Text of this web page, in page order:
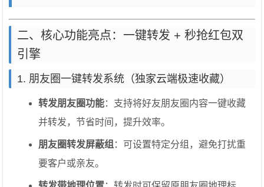
二、核心功能亮点：一键转发 + 秒抢红包双
引擎
1. 朋友圈一键转发系统（独家云端极速收藏）
转发朋友圈功能：支持将好友朋友圈内容一键收藏
并转发，节省时间，提升效率。
朋友圈转发屏蔽组 ：可设置特定分组，避免打扰重
要客户或亲友。